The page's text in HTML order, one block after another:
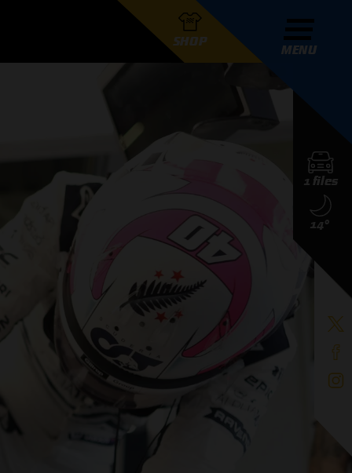
SHOP
MENU
1 files
14°
GRAND PRIX RADIO
PRIX RADIO TEAM